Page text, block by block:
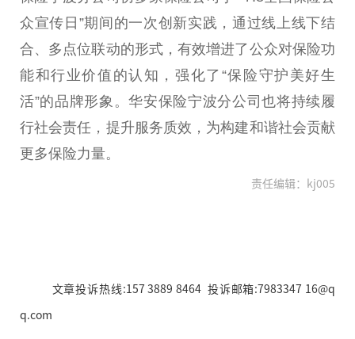
众宣传日”期间的一次创新实践，通过线上线下结
合、多点位联动的形式，有效增进了公众对保险功
能和行业价值的认知，强化了“保险守护美好生
活”的品牌形象。华安保险宁波分公司也将持续履
行社会责任，提升服务质效，为构建和谐社会贡献
更多保险力量。
责任编辑：kj005
文章投诉热线:157 3889 8464 投诉邮箱:7983347 16@q
q.com